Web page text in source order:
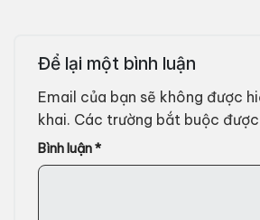
Để lại một bình luận
Email của bạn sẽ không được
khai. Các trường bắt buộc
Bình luận*